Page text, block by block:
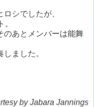
シでしたが、
のあとメンバーは能舞
ました。
by Jabara Jannings